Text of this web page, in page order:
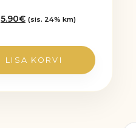
Algne
9.80€.
5.90€Praegune
5.90€.
(sis. 24% km)
LISA KORVI